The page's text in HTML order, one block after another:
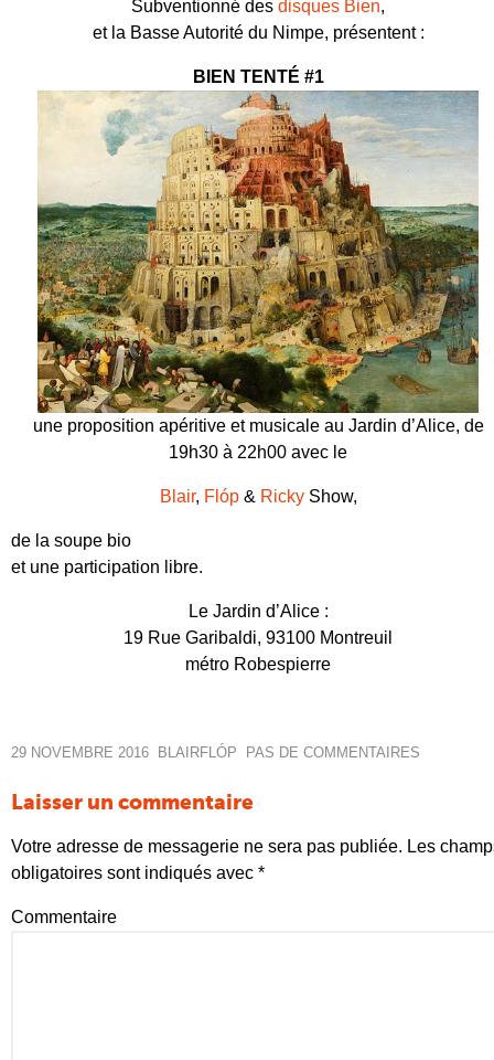
Subventionné des disques Bien,
et la Basse Autorité du Nimpe, présentent :
BIEN TENTÉ #1
une proposition apéritive et musicale au Jardin d’Alice, de
19h30 à 22h00 avec le
Blair, Flóp& RickyShow,
de la soupe bio
et une participation libre.
Le Jardin d’Alice :
19 Rue Garibaldi, 93100 Montreuil
métro Robespierre
29 NOVEMBRE 2016 BLAIRFLÓP PAS DE COMMENTAIRES
Laisser un commentaire
Votre adresse de messagerie ne sera pas publiée. Les
obligatoires sont indiqués avec *
Commentaire